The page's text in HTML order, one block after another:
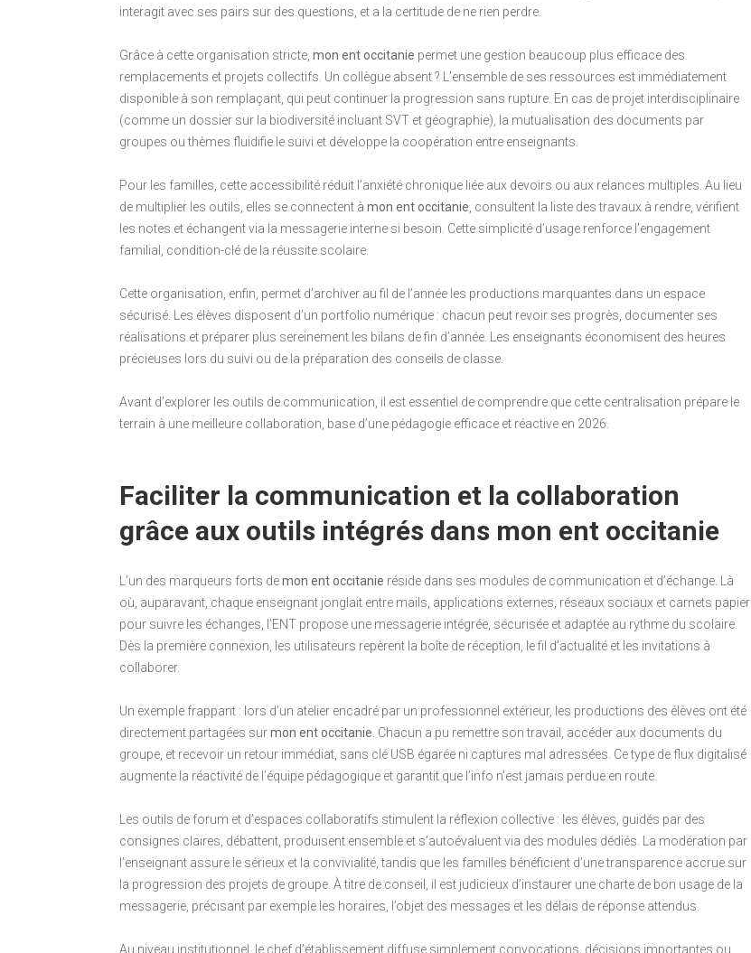
interagit avec ses pairs sur des questions, et a la certitude de ne rien perdre.
Grâce à cette organisation stricte, mon ent occitanie permet une gestion beaucoup plus efficace des
remplacements et projets collectifs. Un collègue absent ? L’ensemble de ses ressources est immédiatement
disponible à son remplaçant, qui peut continuer la progression sans rupture. En cas de projet interdisciplinaire
(comme un dossier sur la biodiversité incluant SVT et géographie), la mutualisation des documents par
groupes ou thèmes fluidifie le suivi et développe la coopération entre enseignants.
Pour les familles, cette accessibilité réduit l’anxiété chronique liée aux devoirs ou aux relances multiples. Au lieu
de multiplier les outils, elles se connectent à mon ent occitanie , consultent la liste des travaux à rendre, vérifient
les notes et échangent via la messagerie interne si besoin. Cette simplicité d’usage renforce l’engagement
familial, condition-clé de la réussite scolaire.
Cette organisation, enfin, permet d’archiver au fil de l’année les productions marquantes dans un espace
sécurisé. Les élèves disposent d’un portfolio numérique : chacun peut revoir ses progrès, documenter ses
réalisations et préparer plus sereinement les bilans de fin d’année. Les enseignants économisent des heures
précieuses lors du suivi ou de la préparation des conseils de classe.
Avant d’explorer les outils de communication, il est essentiel de comprendre que cette centralisation prépare le
terrain à une meilleure collaboration, base d’une pédagogie efficace et réactive en 2026.
Faciliter la communication et la collaboration
grâce aux outils intégrés dans mon ent occitanie
L’un des marqueurs forts demon ent occitanie réside dans ses modules de communication et d’échange. Là
où, auparavant, chaque enseignant jonglait entre mails, applications externes, réseaux sociaux et carnets papier
pour suivre les échanges, l’ENT propose une messagerie intégrée, sécurisée et adaptée au rythme du scolaire.
Dès la première connexion, les utilisateurs repèrent la boîte de réception, le fil d’actualité et les invitations à
collaborer.
Un exemple frappant : lors d’un atelier encadré par un professionnel extérieur, les productions des élèves ont été
directement partagées surmon ent occitanie . Chacun a pu remettre son travail, accéder aux documents du
groupe, et recevoir un retour immédiat, sans clé USB égarée ni captures mal adressées. Ce type de flux digitalisé
augmente la réactivité de l’équipe pédagogique et garantit que l’info n’est jamais perdue en route.
Les outils de forum et d’espaces collaboratifs stimulent la réflexion collective : les élèves, guidés par des
consignes claires, débattent, produisent ensemble et s’autoévaluent via des modules dédiés. La modération par
l’enseignant assure le sérieux et la convivialité, tandis que les familles bénéficient d’une transparence accrue sur
la progression des projets de groupe. À titre de conseil, il est judicieux d’instaurer une charte de bon usage de la
messagerie, précisant par exemple les horaires, l’objet des messages et les délais de réponse attendus.
Au niveau institutionnel, le chef d’établissement diffuse simplement convocations, décisions importantes ou